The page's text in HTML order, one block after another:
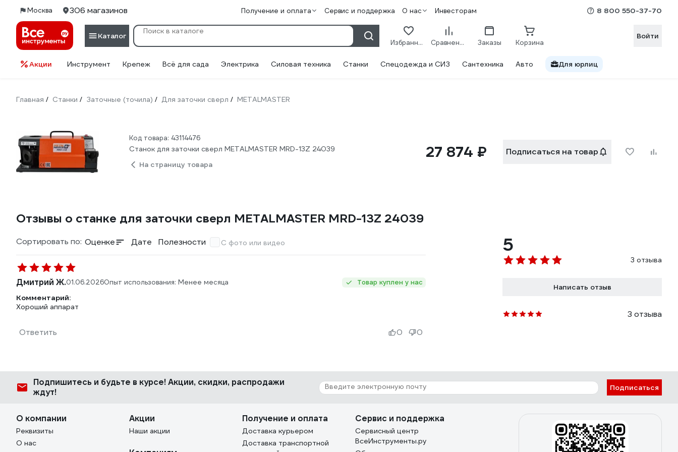
Москва 306 магазинов Получение и оплата Сервис и поддержка О нас Инвесторам 8 800 550-37-70
Каталог
Избранное Сравнение Заказы Корзина
Войти
Акции Инструмент Крепеж Всё для сада Электрика Силовая техника Станки Спецодежда и СИЗ Сантехника Авто Для юрлиц
Главная / Станки / Заточные (точила) / Для заточки сверл / METALMASTER
Код товара: 43114476
Станок для заточки сверл METALMASTER MRD-13Z 24039
На страницу товара
27 874 ₽ Подписаться на товар
Отзывы о станке для заточки сверл METALMASTER MRD-13Z 24039
Сортировать по: Оценке Дате Полезности С фото или видео
Дмитрий Ж.01.06.2026Опыт использования: Менее месяца Товар куплен у нас
Комментарий:
Хороший аппарат
Ответить 0 0
5
3 отзыва
Написать отзыв
3 отзыва
Подпишитесь и будьте в курсе! Акции, скидки, распродажи
ждут!
Подписаться
О компании
Реквизиты
О нас
Акции
Наши акции
Получение и оплата
Доставка курьером
Доставка транспортной
Сервис и поддержка
Сервисный центр
ВсеИнструменты.ру